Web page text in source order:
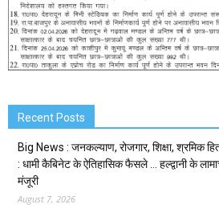
Recent Posts
Big News : जनकल्याण, रोजगार, शिक्षा, श्रमिक
: धामी कैबिनेट के ऐतिहासिक फैसले … हल्द्वानी के
मंजूरी
August 7, 2026